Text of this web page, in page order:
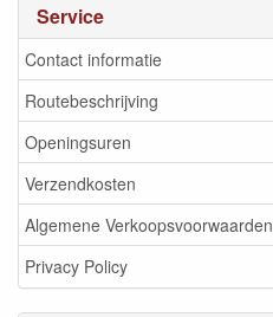
Service
Contact informatie
Routebeschrijving
Openingsuren
Verzendkosten
Algemene Verkoopsvoorwaarden
Privacy Policy